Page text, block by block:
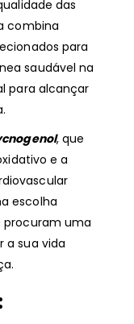
das
combina
para
saudável na
para alcançar
, que
e a
escolha
procuram uma
a sua vida